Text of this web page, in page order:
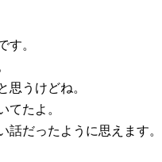
す。
思うけどね。
てたよ。
話だったように思えます。